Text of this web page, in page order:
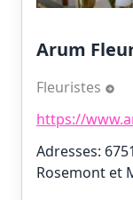
Arum
Fleuristes
https://
Adresses:
Rosemont et